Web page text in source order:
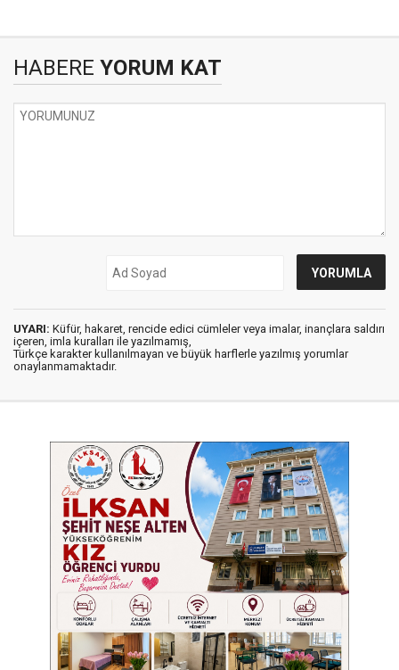
HABERE YORUM KAT
UYARI: Küfür, hakaret, rencide edici cümleler veya imalar, inançlara saldırı
içeren, imla kuralları ile yazılmamış,
Türkçe karakter kullanılmayan ve büyük harflerle yazılmış yorumlar
onaylanmamaktadır.